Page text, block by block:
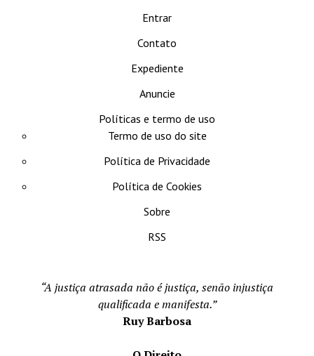
Entrar
Contato
Expediente
Anuncie
Políticas e termo de uso
Termo de uso do site
Política de Privacidade
Política de Cookies
Sobre
RSS
“A justiça atrasada não é justiça, senão injustiça
qualificada e manifesta.”
Ruy Barbosa